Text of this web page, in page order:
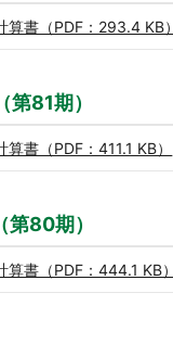
算書（PDF：293.4 KB）
81期）
書（PDF：411.1 KB）
80期）
書（PDF：444.1 KB）